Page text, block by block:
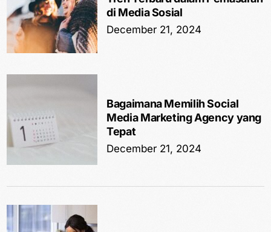
di Media Sosial
December 21, 2024
Bagaimana Memilih Social
Media Marketing Agency yang
Tepat
December 21, 2024